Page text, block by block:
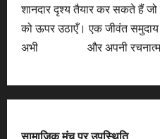
शानदार दृश्य तैयार कर सकते हैं
को ऊपर उठाएँ। एक जीवंत
अभी
और अपनी
सामाजिक मंच पर उपस्थिति